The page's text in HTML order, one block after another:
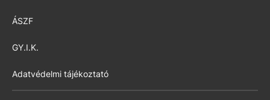
ÁSZF
GY.I.K.
Adatvédelmi tájékoztató